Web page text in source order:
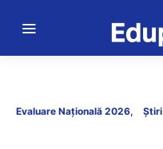
Evaluare Națională 2026 Știri